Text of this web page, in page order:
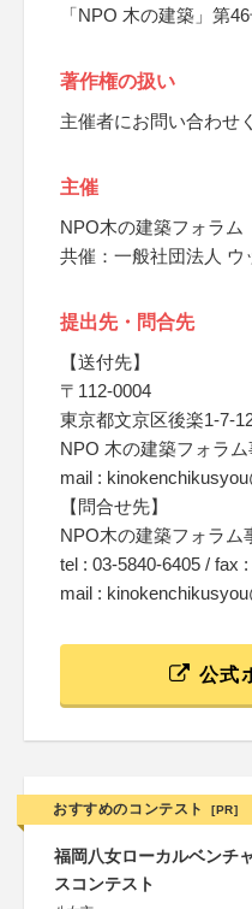
「NPO 木の建築」第
著作権の扱い
主催者にお問い合わせ
主催
NPO木の建築フォラム
共催：一般社団法人 ウ
提出先・問合先
【送付先】
〒112-0004
東京都文京区後楽1-7-
NPO 木の建築フォラ
mail :
【問合せ先】
NPO木の建築フォラム
tel : 03-5840-6405 / fax
mail :
公式
おすすめのコンテスト [PR]
福岡八女ローカルベンチ
スコンテスト